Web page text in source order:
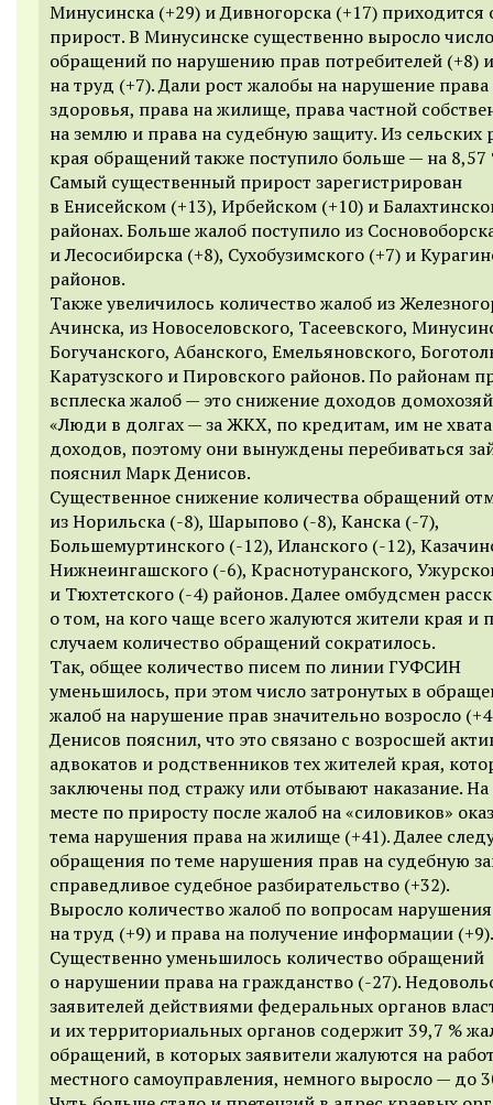
Минусинска (+29) и Дивногорска (+17) приходится
прирост. В Минусинске существенно выросло число
обращений по нарушению прав потребителей (+8)
на труд (+7). Дали рост жалобы на нарушение права
здоровья, права на жилище, права частной
на землю и права на судебную защиту. Из сельских
края обращений также поступило больше — на 8,57
Самый существенный прирост зарегистрирован
в Енисейском (+13), Ирбейском (+10) и
районах. Больше жалоб поступило из
и Лесосибирска (+8), Сухобузимского (+7) и
районов.
Также увеличилось количество жалоб из
Ачинска, из Новоселовского, Тасеевского,
Богучанского, Абанского, Емельяновского,
Каратузского и Пировского районов.По районам
всплеска жалоб — это снижение доходов
«Люди в долгах — за ЖКХ, по кредитам, им не
доходов, поэтому они вынуждены перебиваться
пояснил Марк Денисов.
Существенное снижение количества обращений
из Норильска (-8), Шарыпово (-8), Канска (-7),
Большемуртинского (-12), Иланского (-12),
Нижнеингашского (-6), Краснотуранского,
и Тюхтетского (-4) районов. Далее омбудсмен
о том, на кого чаще всего жалуются жители края и
случаем количество обращений сократилось.
Так, общее количество писем по линии ГУФСИН
уменьшилось, при этом число затронутых в
жалоб на нарушение прав значительно возросло
Денисов пояснил, что это связано с возросшей
адвокатов и родственников тех жителей края,
заключены под стражу или отбывают наказание.
месте по приросту после жалоб на «силовиков»
тема нарушения права на жилище (+41). Далее
обращения по теме нарушения прав на судебную
справедливое судебное разбирательство (+32).
Выросло количество жалоб по вопросам
на труд (+9) и права на получение информации (+9).
Существенно уменьшилось количество обращений
о нарушении права на гражданство (-27).
заявителей действиями федеральных органов
и их территориальных органов содержит 39,7 %
обращений, в которых заявители жалуются на
местного самоуправления, немного выросло — до